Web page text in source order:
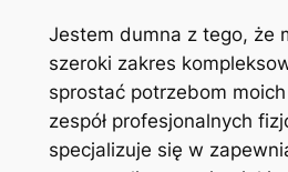
Jestem dumna z tego, że
szeroki zakres
sprostać potrzebom
zespół profesjonalnych
specjalizuje się w